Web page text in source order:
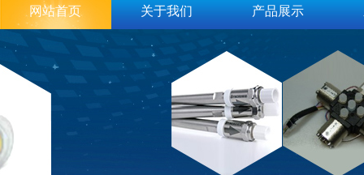
网站首页 关于我们 产品展示